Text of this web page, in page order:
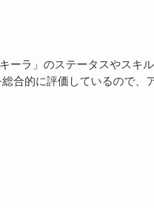
ーラ」のステータスやスキル
合的に評価しているので、